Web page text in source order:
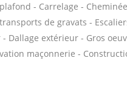
- Carrelage -
de gravats -
Dallage extérieur - Gros
maçonnerie -